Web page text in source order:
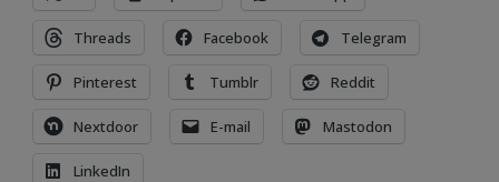
Threads Facebook Telegram
Pinterest Tumblr Reddit
Nextdoor E-mail Mastodon
LinkedIn